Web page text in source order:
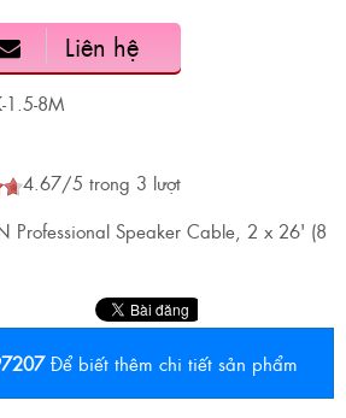
Liên hệ
1.5-8M
4.67/5 trong 3 lượt
Professional Speaker Cable, 2 x 26' (8
Để biết thêm chi tiết sản phẩm